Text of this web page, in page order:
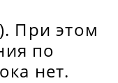
При этом
по
нет.